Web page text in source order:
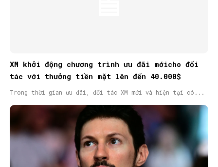
XM khởi động chương trình ưu đãi mớicho đối
tác với thưởng tiền mặt lên đến 40.000$
Trong thời gian ưu đãi, đối tác XM mới và hiện tại có...